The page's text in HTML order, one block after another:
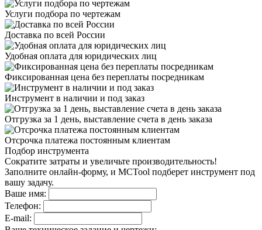
Услуги подбора по чертежам
Доставка по всей России
Удобная оплата для юридических лиц
Фиксированная цена без переплаты посредникам
Инструмент в наличии и под заказ
Отгрузка за 1 день, выставление счета в день заказа
Отсрочка платежа постоянным клиентам
Подбор инструмента
Сократите затраты и увеличьте производительность!
Заполните онлайн-форму, и MCTool подберет инструмент под
вашу задачу.
Ваше имя:
Телефон:
E-mail: